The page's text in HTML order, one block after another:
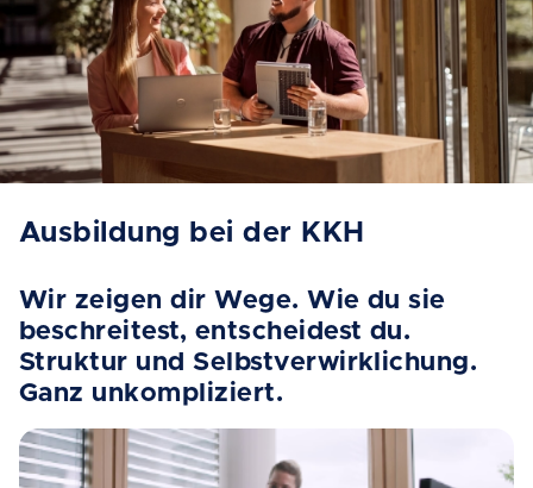
Ausbildung bei der KKH
Wir zeigen dir Wege. Wie du sie
beschreitest, entscheidest du.
Struktur und Selbstverwirklichung.
Ganz unkompliziert.